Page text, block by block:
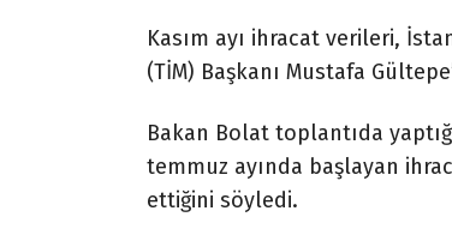
Kasım ayı ihracat verileri,
(TİM) Başkanı Mustafa
Bakan Bolat toplantıda
temmuz ayında başlayan
ettiğini söyledi.